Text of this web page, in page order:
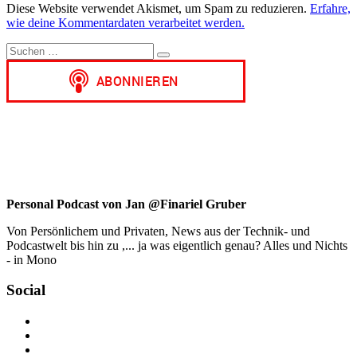
Diese Website verwendet Akismet, um Spam zu reduzieren. Erfahre,
wie deine Kommentardaten verarbeitet werden.
Suchen
nach:
Suchen
Personal Podcast von Jan @Finariel Gruber
Von Persönlichem und Privaten, News aus der Technik- und
Podcastwelt bis hin zu ,... ja was eigentlich genau? Alles und Nichts
- in Mono
Social